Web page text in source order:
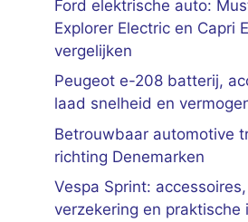
Ford elektrische auto:
Explorer Electric en Capri
vergelijken
Peugeot e-208 batterij,
laad snelheid en
Betrouwbaar automotive
richting Denemarken
Vespa Sprint:
verzekering en praktische